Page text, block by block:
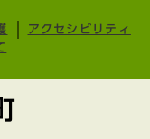
アクセシビリティ